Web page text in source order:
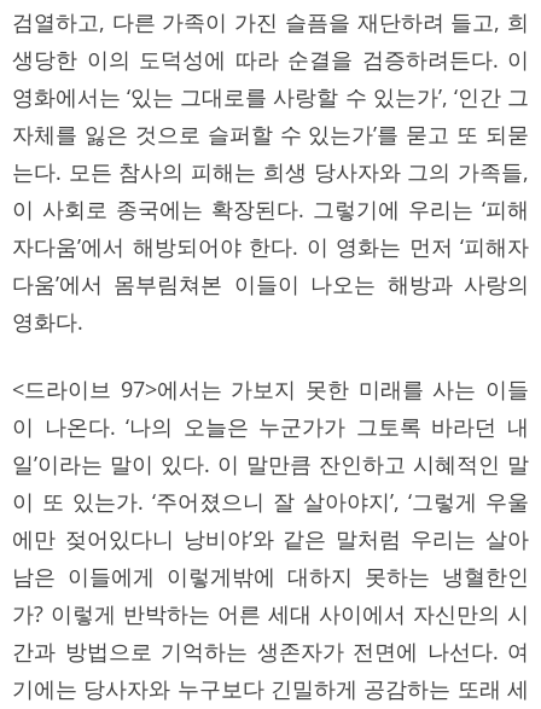
검열하고, 다른 가족이 가진 슬픔을 재단하려 들고, 희
생당한 이의 도덕성에 따라 순결을 검증하려든다. 이
영화에서는 ‘있는 그대로를 사랑할 수 있는가’, ‘인간 그
자체를 잃은 것으로 슬퍼할 수 있는가’를 묻고 또 되묻
는다. 모든 참사의 피해는 희생 당사자와 그의 가족들,
이 사회로 종국에는 확장된다. 그렇기에 우리는 ‘피해
자다움’에서 해방되어야 한다. 이 영화는 먼저 ‘피해자
다움’에서 몸부림쳐본 이들이 나오는 해방과 사랑의
영화다.
<드라이브 97>에서는 가보지 못한 미래를 사는 이들
이 나온다. ‘나의 오늘은 누군가가 그토록 바라던 내
일’이라는 말이 있다. 이 말만큼 잔인하고 시혜적인 말
이 또 있는가. ‘주어졌으니 잘 살아야지’, ‘그렇게 우울
에만 젖어있다니 낭비야’와 같은 말처럼 우리는 살아
남은 이들에게 이렇게밖에 대하지 못하는 냉혈한인
가? 이렇게 반박하는 어른 세대 사이에서 자신만의 시
간과 방법으로 기억하는 생존자가 전면에 나선다. 여
기에는 당사자와 누구보다 긴밀하게 공감하는 또래 세